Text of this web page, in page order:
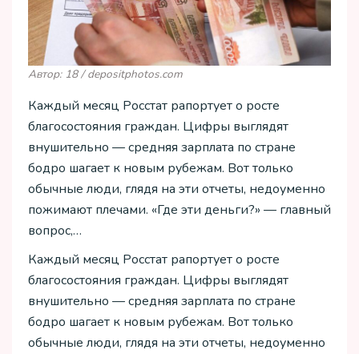
Автор: 18 / depositphotos.com
Каждый месяц Росстат рапортует о росте
благосостояния граждан. Цифры выглядят
внушительно — средняя зарплата по стране
бодро шагает к новым рубежам. Вот только
обычные люди, глядя на эти отчеты, недоуменно
пожимают плечами. «Где эти деньги?» — главный
вопрос,…
Каждый месяц Росстат рапортует о росте
благосостояния граждан. Цифры выглядят
внушительно — средняя зарплата по стране
бодро шагает к новым рубежам. Вот только
обычные люди, глядя на эти отчеты, недоуменно